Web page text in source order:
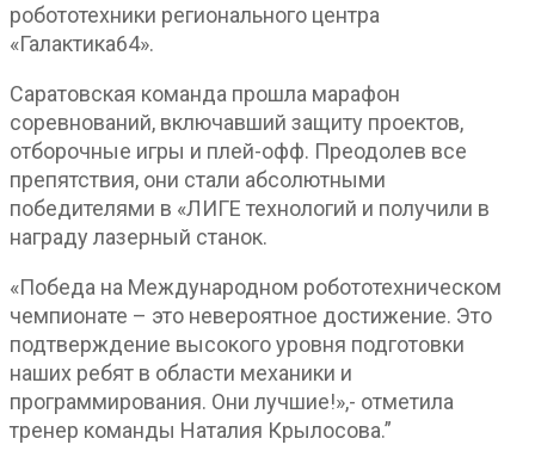
робототехники регионального центра
«Галактика64».
Саратовская команда прошла марафон
соревнований, включавший защиту проектов,
отборочные игры и плей-офф. Преодолев все
препятствия, они стали абсолютными
победителями в «ЛИГЕ технологий и получили в
награду лазерный станок.
«Победа на Международном робототехническом
чемпионате – это невероятное достижение. Это
подтверждение высокого уровня подготовки
наших ребят в области механики и
программирования. Они лучшие!»,- отметила
тренер команды Наталия Крылосова.”